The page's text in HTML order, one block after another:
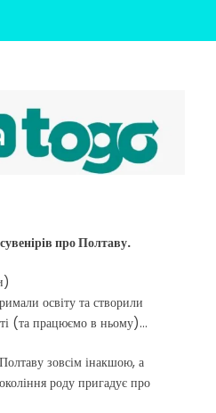
про Полтаву.
освіту та створили
(та працюємо в ньому)…
зовсім інакшою, а
роду пригадує про